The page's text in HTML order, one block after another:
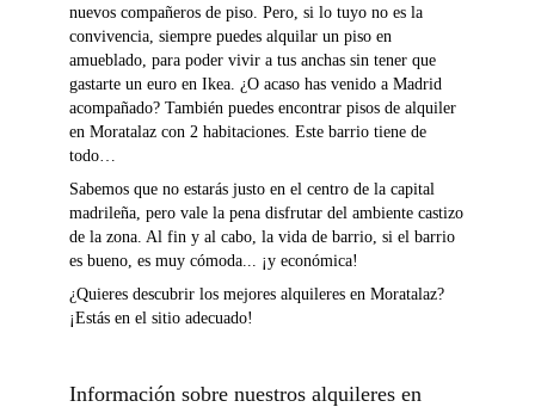
nuevos compañeros de piso. Pero, si lo tuyo no es la
convivencia, siempre puedes alquilar un piso en
amueblado, para poder vivir a tus anchas sin tener que
gastarte un euro en Ikea. ¿O acaso has venido a Madrid
acompañado? También puedes encontrar pisos de alquiler
en Moratalaz con 2 habitaciones. Este barrio tiene de
todo…
Sabemos que no estarás justo en el centro de la capital
madrileña, pero vale la pena disfrutar del ambiente castizo
de la zona. Al fin y al cabo, la vida de barrio, si el barrio
es bueno, es muy cómoda... ¡y económica!
¿Quieres descubrir los mejores alquileres en Moratalaz?
¡Estás en el sitio adecuado!
Información sobre nuestros alquileres en